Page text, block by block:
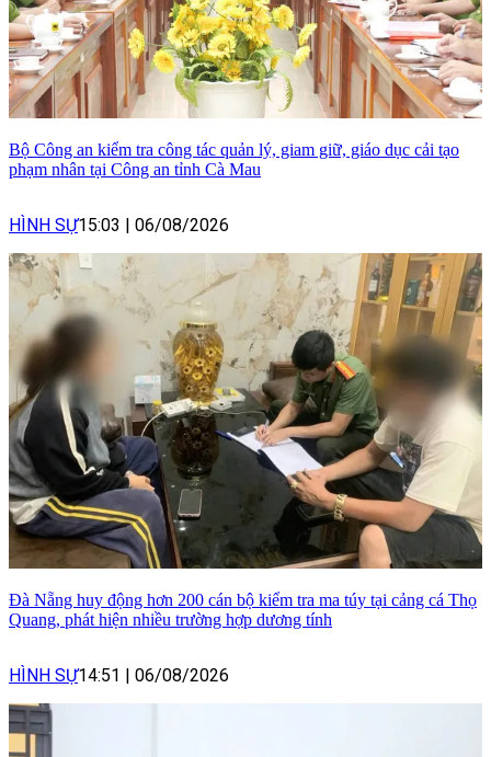
Bộ Công an kiểm tra công tác quản lý, giam giữ, giáo dục cải tạo
phạm nhân tại Công an tỉnh Cà Mau
HÌNH SỰ15:03 06/08/2026
Đà Nẵng huy động hơn 200 cán bộ kiểm tra ma túy tại cảng cá Thọ
Quang, phát hiện nhiều trường hợp dương tính
HÌNH SỰ14:51 06/08/2026